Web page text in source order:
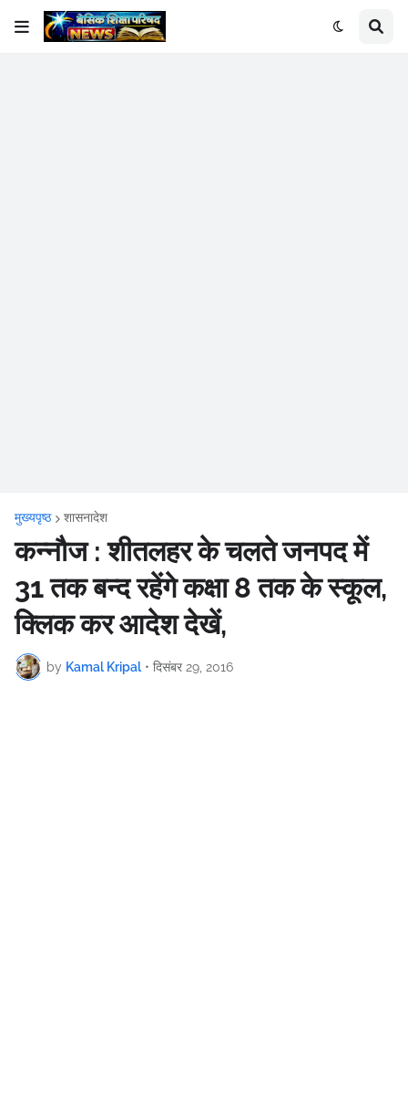
मुख्यपृष्ठ शासनादेश
कन्नौज : शीतलहर के चलते जनपद में
31 तक बन्द रहेंगे कक्षा 8 तक के स्कूल,
क्लिक कर आदेश देखें,
by Kamal Kripal • दिसंबर 29, 2016